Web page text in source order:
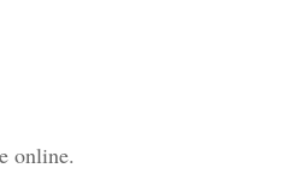
online.